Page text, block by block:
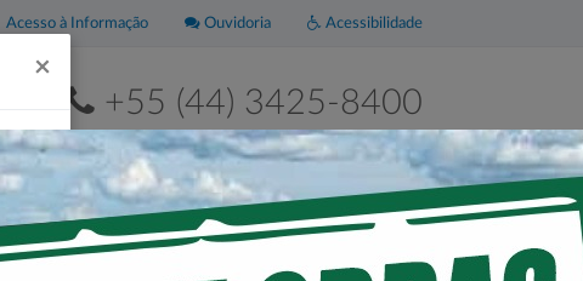
Acessibilidade
Ouvidoria
Acesso à Informação
+55 (44) 3425-8400
2ª a 6ª de 8h às 11h30 e das 13h às 17h30
Portal da
×